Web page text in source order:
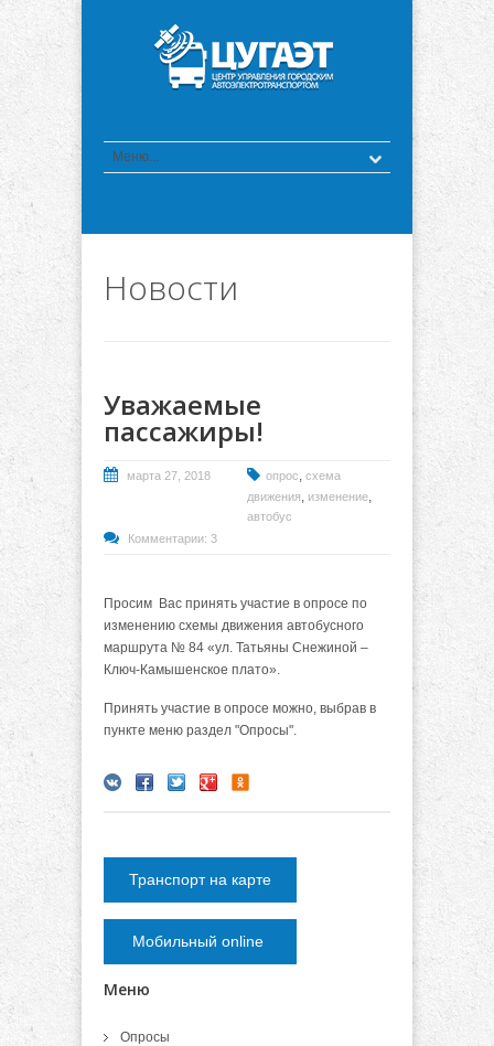
Новости
Уважаемые
пассажиры!
марта 27, 2018 опрос, схема
движения, изменение,
автобус
Комментарии: 3
Просим Вас принять участие в опросе по
изменению схемы движения автобусного
маршрута № 84 «ул. Татьяны Снежиной –
Ключ-Камышенское плато».
Принять участие в опросе можно, выбрав в
пункте меню раздел "Опросы".
Транспорт на карте
Мобильный online
Меню
Опросы